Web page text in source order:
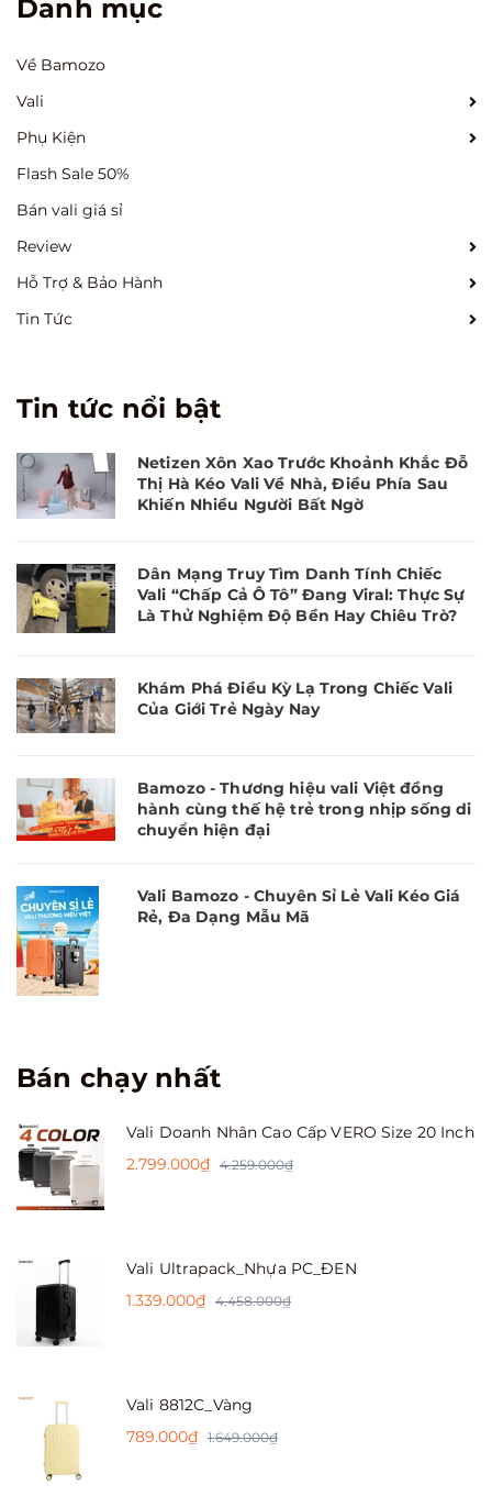
Danh mục
Về Bamozo
Vali
Phụ Kiện
Flash Sale 50%
Bán vali giá sỉ
Review
Hỗ Trợ & Bảo Hành
Tin Tức
Tin tức nổi bật
Netizen Xôn Xao Trước Khoảnh Khắc Đỗ
Thị Hà Kéo Vali Về Nhà, Điều Phía Sau
Khiến Nhiều Người Bất Ngờ
Dân Mạng Truy Tìm Danh Tính Chiếc
Vali “Chấp Cả Ô Tô” Đang Viral: Thực Sự
Là Thử Nghiệm Độ Bền Hay Chiêu Trò?
Khám Phá Điều Kỳ Lạ Trong Chiếc Vali
Của Giới Trẻ Ngày Nay
Bamozo - Thương hiệu vali Việt đồng
hành cùng thế hệ trẻ trong nhịp sống di
chuyển hiện đại
Vali Bamozo - Chuyên Sỉ Lẻ Vali Kéo Giá
Rẻ, Đa Dạng Mẫu Mã
Bán chạy nhất
Vali Doanh Nhân Cao Cấp VERO Size 20 Inch
2.799.000₫ 4.259.000₫
Vali Ultrapack_Nhựa PC_ĐEN
1.339.000₫ 4.458.000₫
Vali 8812C_Vàng
789.000₫ 1.649.000₫